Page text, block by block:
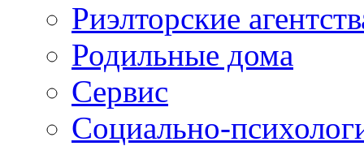
Риэлторские
Родильные дома
Сервис
Социально-